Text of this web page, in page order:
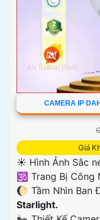
CAMERA IP
Giá
☀️ Hình Ảnh Sắc
🕉️ Trang Bị Công
🌔 Tầm Nhìn Ban
Starlight.